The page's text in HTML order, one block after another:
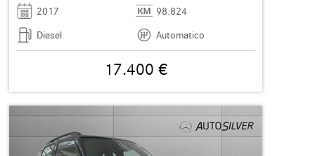
2017
98.824
Diesel
Automatico
17.400 €